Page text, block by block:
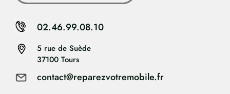
5 rue de Suède
37100 Tours
contact@reparezvotremobile.fr
02.46.99.08.10